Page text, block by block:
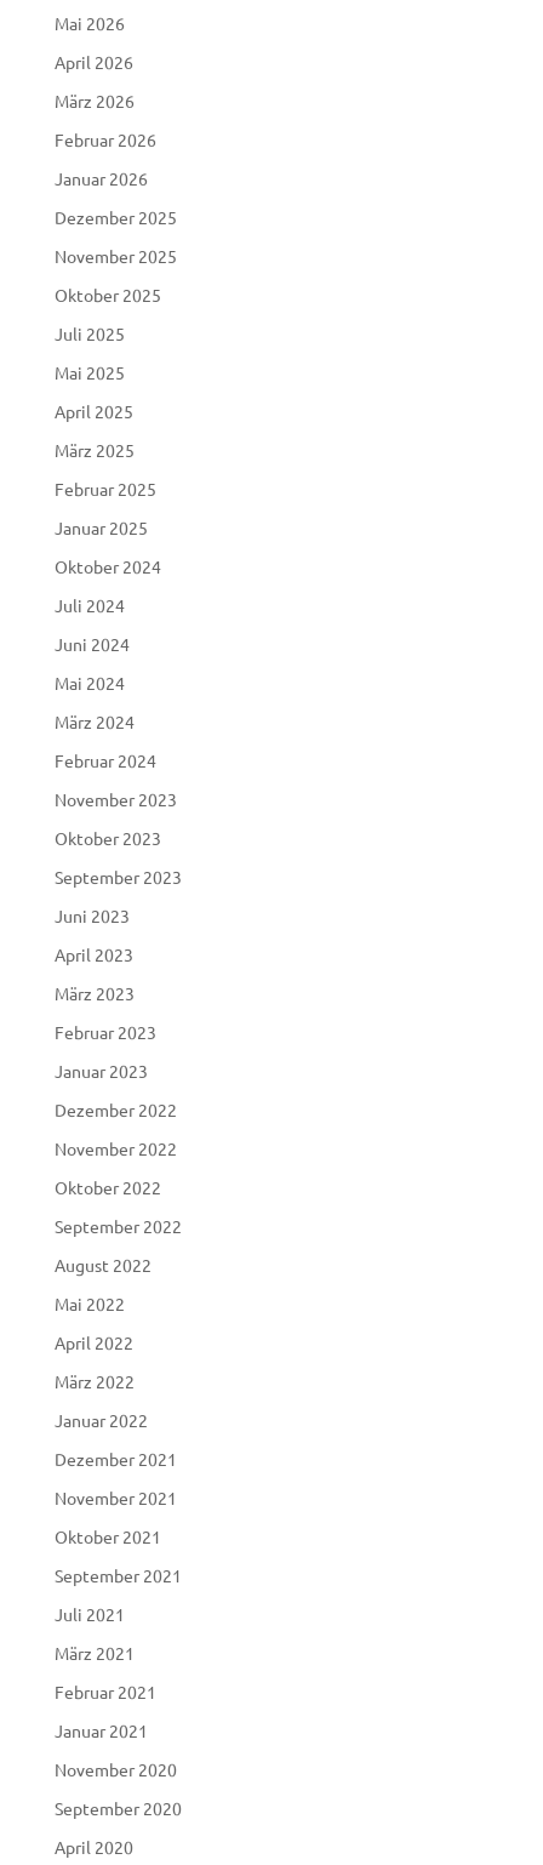
Mai 2026
April 2026
März 2026
Februar 2026
Januar 2026
Dezember 2025
November 2025
Oktober 2025
Juli 2025
Mai 2025
April 2025
März 2025
Februar 2025
Januar 2025
Oktober 2024
Juli 2024
Juni 2024
Mai 2024
März 2024
Februar 2024
November 2023
Oktober 2023
September 2023
Juni 2023
April 2023
März 2023
Februar 2023
Januar 2023
Dezember 2022
November 2022
Oktober 2022
September 2022
August 2022
Mai 2022
April 2022
März 2022
Januar 2022
Dezember 2021
November 2021
Oktober 2021
September 2021
Juli 2021
März 2021
Februar 2021
Januar 2021
November 2020
September 2020
April 2020